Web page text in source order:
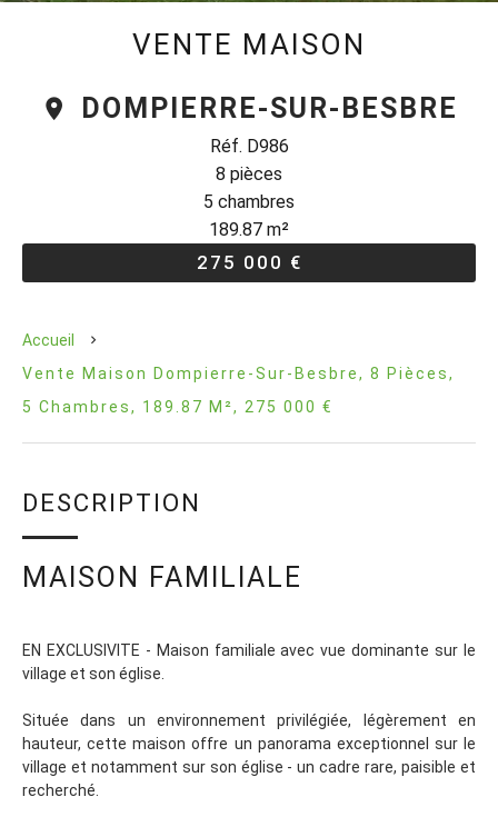
VENTE MAISON
DOMPIERRE-SUR-BESBRE
Réf. D986
8 pièces
5 chambres
189.87 m²
275 000 €
Accueil
Vente Maison Dompierre-Sur-Besbre, 8 Pièces,
5 Chambres, 189.87 M², 275 000 €
DESCRIPTION
MAISON FAMILIALE
EN EXCLUSIVITE - Maison familiale avec vue dominante sur le
village et son église.
Située dans un environnement privilégiée, légèrement en
hauteur, cette maison offre un panorama exceptionnel sur le
village et notamment sur son église - un cadre rare, paisible et
recherché.